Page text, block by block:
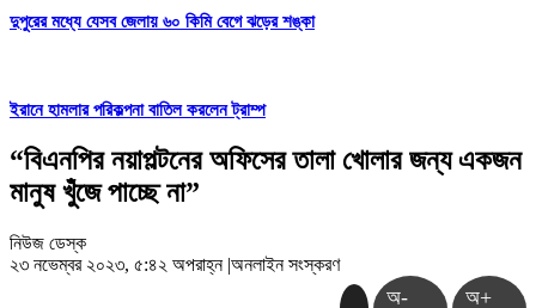
দুপুরের মধ্যে যেসব জেলায় ৬০ কিমি বেগে ঝড়ের শঙ্কা
ইরানে হামলার পরিকল্পনা বাতিল করলেন ট্রাম্প
“বিএনপির নয়াপল্টনের অফিসের তালা খোলার জন্য একজন
মানুষ খুঁজে পাচ্ছে না”
নিউজ ডেস্ক
২৩ নভেম্বর ২০২৩, ৫:৪২ অপরাহ্ন |অনলাইন সংস্করণ
অ- অ+